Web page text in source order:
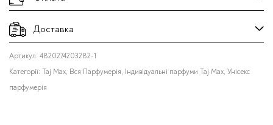
Доставка
Артикул: 4820274203282-1
Категорії: Taj Max, Вся Парфумерія, Індивідуальні парфуми Taj Max, Унісекс
парфумерія